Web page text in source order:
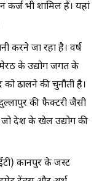
कर्ज भी शामिल हैं। यहां
करने जा रहा है। वर्ष
के उद्योग जगत के
को ढालने की चुनौती है।
की फैक्टरी जैसी
जो देश के खेल उद्योग की
कानपुर के जस्ट